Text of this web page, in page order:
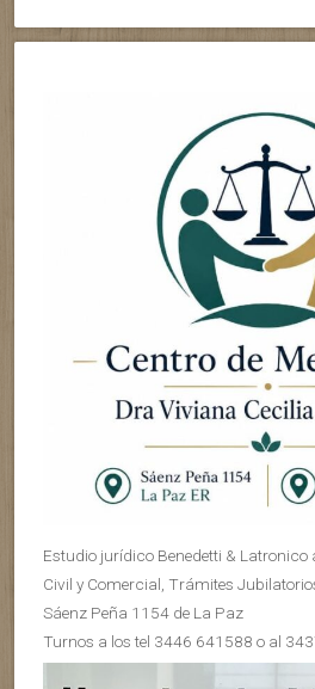
Estudio jurídico Benedetti & Latronico
Civil y Comercial, Trámites
Sáenz Peña 1154 de La Paz
Turnos a los tel 3446 641588 o al